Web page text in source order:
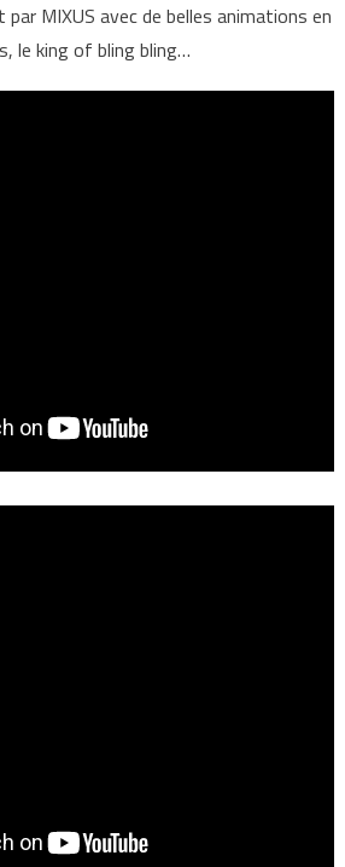
MIXUS avec de belles animations en
le king of bling bling…